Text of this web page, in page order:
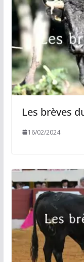
Les brèves
16/02/2024